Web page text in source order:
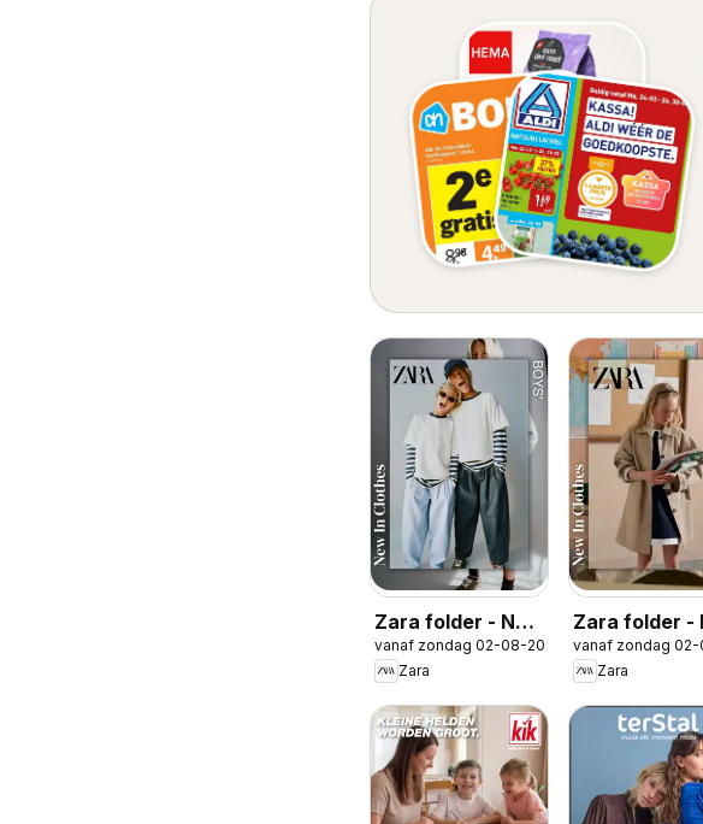
Zara folder - New
in Boys
vanaf zondag 02-08-2026
Zara
Zara folder -
in Girls
vanaf zondag 02-
Zara